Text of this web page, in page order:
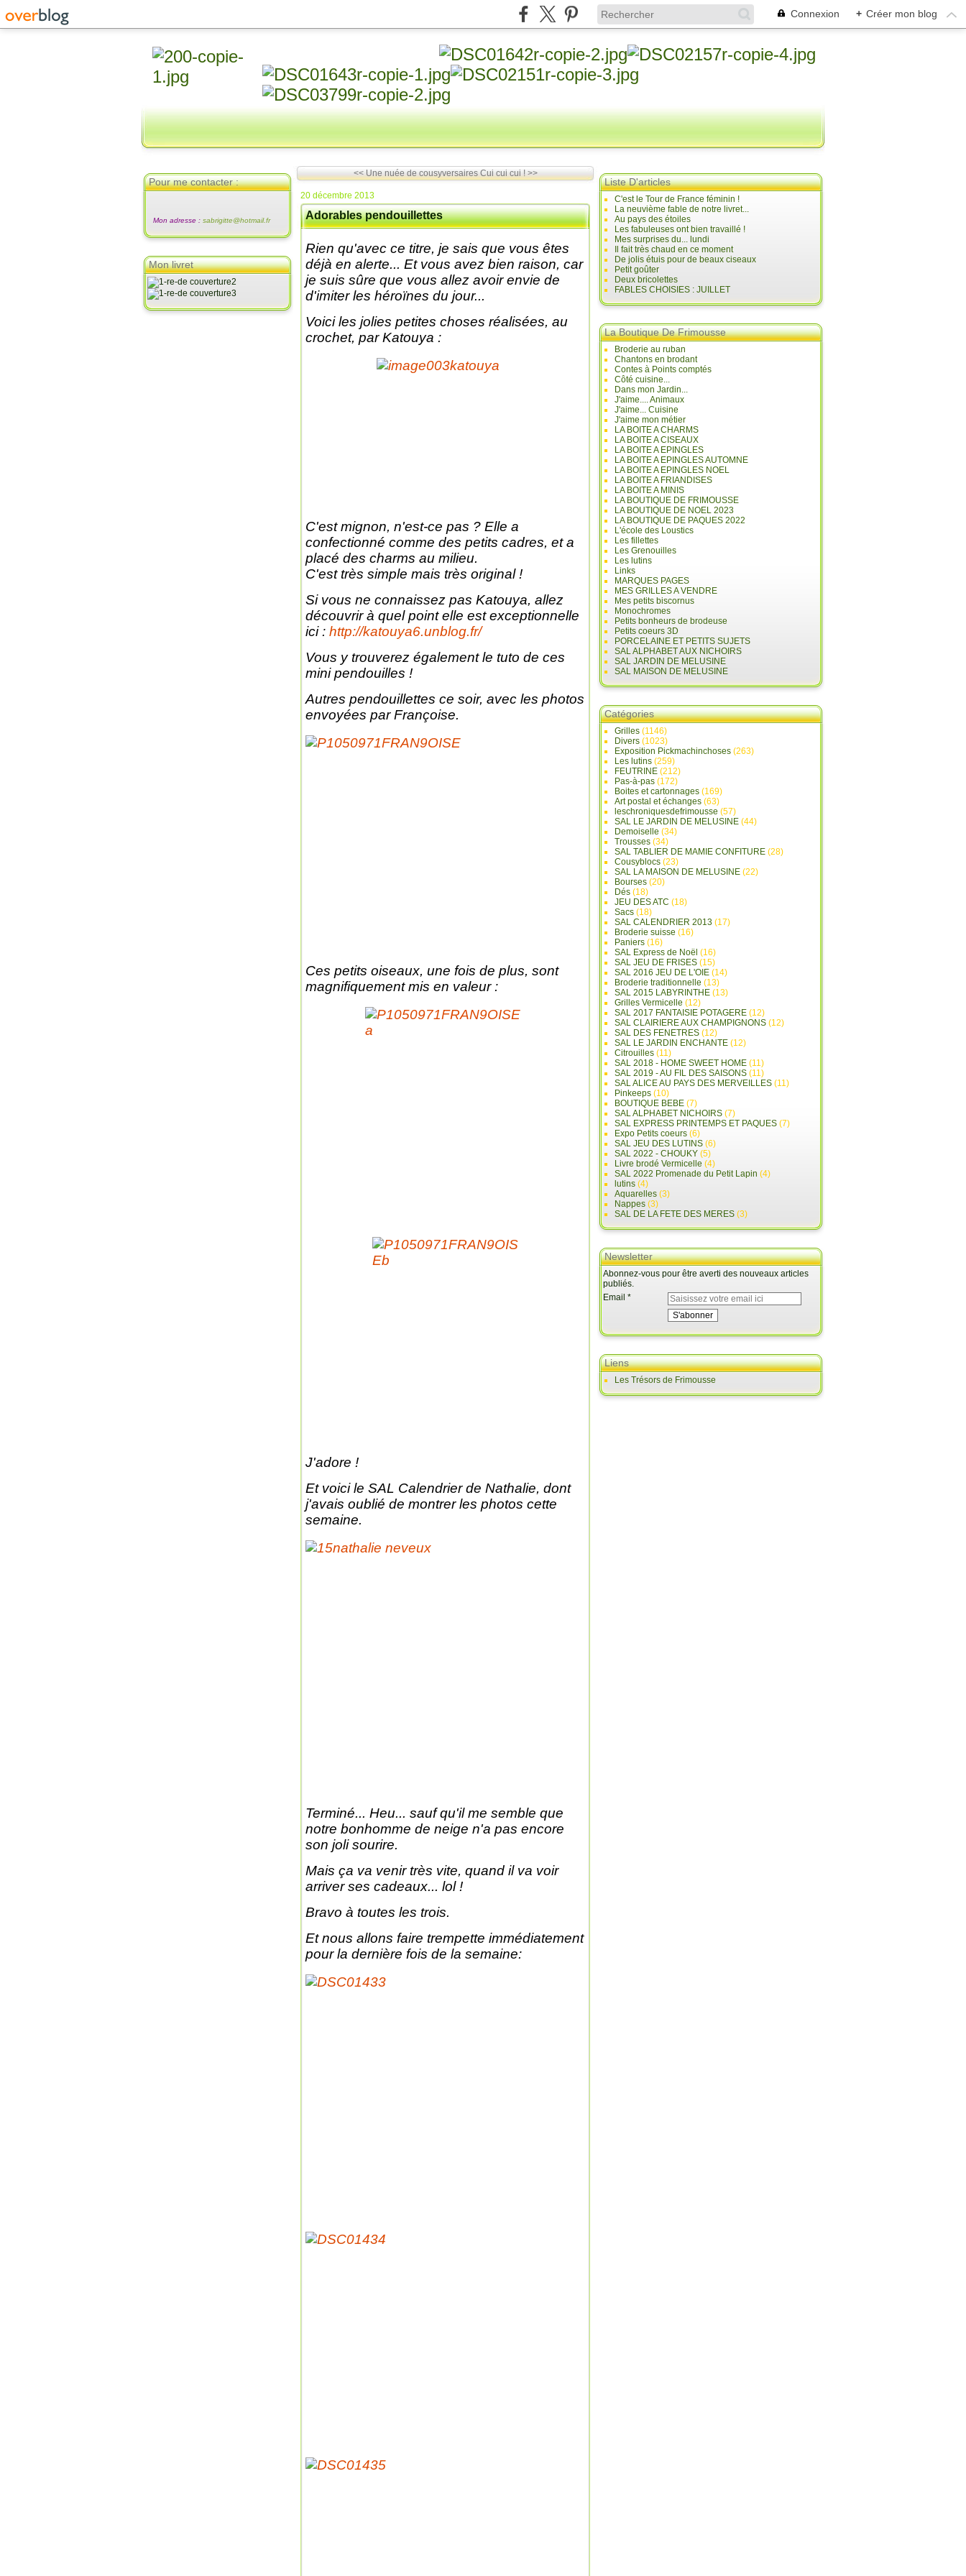
Connexion + Créer mon blog
Pour me contacter :
Mon adresse : sabrigitte@hotmail.fr
Mon livret
<< Une nuée de cousyversaires Cui cui cui ! >>
20 décembre 2013
Adorables pendouillettes
Rien qu'avec ce titre, je sais que vous êtes
déjà en alerte... Et vous avez bien raison, car
je suis sûre que vous allez avoir envie de
d'imiter les héroïnes du jour...
Voici les jolies petites choses réalisées, au
crochet, par Katouya :
C'est mignon, n'est-ce pas ? Elle a
confectionné comme des petits cadres, et a
placé des charms au milieu.
C'est très simple mais très original !
Si vous ne connaissez pas Katouya, allez
découvrir à quel point elle est exceptionnelle
ici : http://katouya6.unblog.fr/
Vous y trouverez également le tuto de ces
mini pendouilles !
Autres pendouillettes ce soir, avec les photos
envoyées par Françoise.
Ces petits oiseaux, une fois de plus, sont
magnifiquement mis en valeur :
J'adore !
Et voici le SAL Calendrier de Nathalie, dont
j'avais oublié de montrer les photos cette
semaine.
Terminé... Heu... sauf qu'il me semble que
notre bonhomme de neige n'a pas encore
son joli sourire.
Mais ça va venir très vite, quand il va voir
arriver ses cadeaux... lol !
Bravo à toutes les trois.
Et nous allons faire trempette immédiatement
pour la dernière fois de la semaine:
Liste D'articles
C'est le Tour de France féminin !
La neuvième fable de notre livret...
Au pays des étoiles
Les fabuleuses ont bien travaillé !
Mes surprises du... lundi
Il fait très chaud en ce moment
De jolis étuis pour de beaux ciseaux
Petit goûter
Deux bricolettes
FABLES CHOISIES : JUILLET
La Boutique De Frimousse
Broderie au ruban
Chantons en brodant
Contes à Points comptés
Côté cuisine...
Dans mon Jardin...
J'aime.... Animaux
J'aime... Cuisine
J'aime mon métier
LA BOITE A CHARMS
LA BOITE A CISEAUX
LA BOITE A EPINGLES
LA BOITE A EPINGLES AUTOMNE
LA BOITE A EPINGLES NOEL
LA BOITE A FRIANDISES
LA BOITE A MINIS
LA BOUTIQUE DE FRIMOUSSE
LA BOUTIQUE DE NOEL 2023
LA BOUTIQUE DE PAQUES 2022
L'école des Loustics
Les fillettes
Les Grenouilles
Les lutins
Links
MARQUES PAGES
MES GRILLES A VENDRE
Mes petits biscornus
Monochromes
Petits bonheurs de brodeuse
Petits coeurs 3D
PORCELAINE ET PETITS SUJETS
SAL ALPHABET AUX NICHOIRS
SAL JARDIN DE MELUSINE
SAL MAISON DE MELUSINE
Catégories
Grilles (1146)
Divers (1023)
Exposition Pickmachinchoses (263)
Les lutins (259)
FEUTRINE (212)
Pas-à-pas (172)
Boites et cartonnages (169)
Art postal et échanges (63)
leschroniquesdefrimousse (57)
SAL LE JARDIN DE MELUSINE (44)
Demoiselle (34)
Trousses (34)
SAL TABLIER DE MAMIE CONFITURE (28)
Cousyblocs (23)
SAL LA MAISON DE MELUSINE (22)
Bourses (20)
Dés (18)
JEU DES ATC (18)
Sacs (18)
SAL CALENDRIER 2013 (17)
Broderie suisse (16)
Paniers (16)
SAL Express de Noël (16)
SAL JEU DE FRISES (15)
SAL 2016 JEU DE L'OIE (14)
Broderie traditionnelle (13)
SAL 2015 LABYRINTHE (13)
Grilles Vermicelle (12)
SAL 2017 FANTAISIE POTAGERE (12)
SAL CLAIRIERE AUX CHAMPIGNONS (12)
SAL DES FENETRES (12)
SAL LE JARDIN ENCHANTE (12)
Citrouilles (11)
SAL 2018 - HOME SWEET HOME (11)
SAL 2019 - AU FIL DES SAISONS (11)
SAL ALICE AU PAYS DES MERVEILLES (11)
Pinkeeps (10)
BOUTIQUE BEBE (7)
SAL ALPHABET NICHOIRS (7)
SAL EXPRESS PRINTEMPS ET PAQUES (7)
Expo Petits coeurs (6)
SAL JEU DES LUTINS (6)
SAL 2022 - CHOUKY (5)
Livre brodé Vermicelle (4)
SAL 2022 Promenade du Petit Lapin (4)
lutins (4)
Aquarelles (3)
Nappes (3)
SAL DE LA FETE DES MERES (3)
Newsletter
Abonnez-vous pour être averti des nouveaux articles
publiés.
Email
Liens
Les Trésors de Frimousse